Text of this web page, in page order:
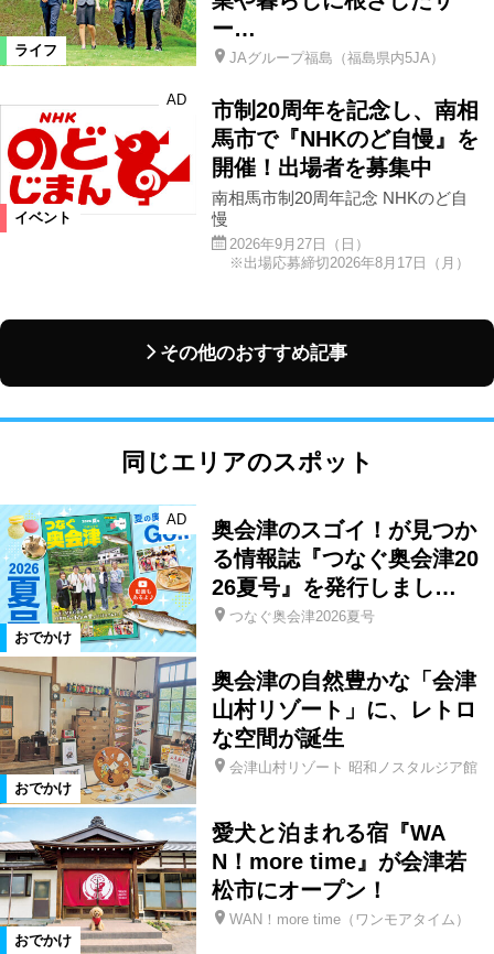
ライフ
ー…
JAグループ福島（福島県内5JA）
イベント
AD
市制20周年を記念し、南相
馬市で『NHKのど自慢』を
開催！出場者を募集中
南相馬市制20周年記念 NHKのど自
慢
2026年9月27日（日）
※出場応募締切2026年8月17日（月）
その他のおすすめ記事
同じエリアのスポット
おでかけ
AD
奥会津のスゴイ！が見つか
る情報誌『つなぐ奥会津20
26夏号』を発行しまし…
つなぐ奥会津2026夏号
おでかけ
奥会津の自然豊かな「会津
山村リゾート」に、レトロ
な空間が誕生
会津山村リゾート 昭和ノスタルジア館
おでかけ
愛犬と泊まれる宿『WA
N！more time』が会津若
松市にオープン！
WAN！more time（ワンモアタイム）